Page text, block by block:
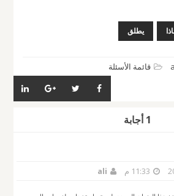
يطلق
قائمة الأسئلة
1 أجابة
11:33 م ali